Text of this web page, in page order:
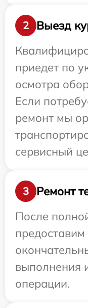
2
Выезд
приедет по
осмотра
Если
ремонт мы
сервисный
3
Ремонт
После
выполнения
операции.